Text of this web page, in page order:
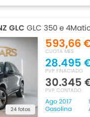
GLC GLC 350 e
24 fotos
593,66
CUOTA MES
28.495
PVP FINACIADO
30.345
PVP CONTADO
Ago 2017
Gasolina